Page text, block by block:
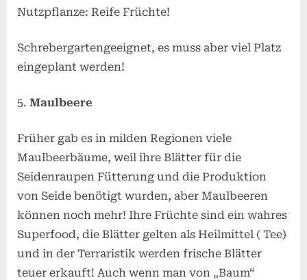
Nutzpflanze: Reife Früchte!
Schrebergartengeeignet, es muss aber viel Platz
eingeplant werden!
Maulbeere
Früher gab es in milden Regionen viele
Maulbeerbäume, weil ihre Blätter für die
Seidenraupen Fütterung und die Produktion
von Seide benötigt wurden, aber Maulbeeren
können noch mehr! Ihre Früchte sind ein wahres
Superfood, die Blätter gelten als Heilmittel ( Tee)
und in der Terraristik werden frische Blätter
teuer erkauft! Auch wenn man von „Baum“